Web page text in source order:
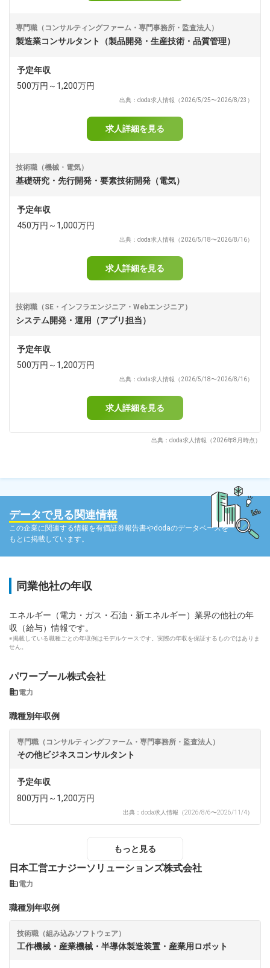
専門職（コンサルティングファーム・専門事務所・監査法人）
製造業コンサルタント（製品開発・生産技術・品質管理）
予定年収
500万円～1,200万円
出典：doda求人情報（2026/5/25〜2026/8/23）
求人詳細を見る
技術職（機械・電気）
基礎研究・先行開発・要素技術開発（電気）
予定年収
450万円～1,000万円
出典：doda求人情報（2026/5/18〜2026/8/16）
求人詳細を見る
技術職（SE・インフラエンジニア・Webエンジニア）
システム開発・運用（アプリ担当）
予定年収
500万円～1,200万円
出典：doda求人情報（2026/5/18〜2026/8/16）
求人詳細を見る
出典：doda求人情報（2026年8月時点）
データで見る関連情報
この企業に関連する情報を有価証券報告書やdodaのデータベースを
もとに掲載しています。
同業他社の年収
エネルギー（電力・ガス・石油・新エネルギー）業界の他社の年
収（給与）情報です。
※掲載している職種ごとの年収例はモデルケースです。実際の年収を保証するものではありま
せん。
パワープール株式会社
電力
職種別年収例
専門職（コンサルティングファーム・専門事務所・監査法人）
その他ビジネスコンサルタント
予定年収
800万円～1,200万円
出典：doda求人情報（2026/8/6〜2026/11/4）
もっと見る
日本工営エナジーソリューションズ株式会社
電力
職種別年収例
技術職（組み込みソフトウェア）
工作機械・産業機械・半導体製造装置・産業用ロボット